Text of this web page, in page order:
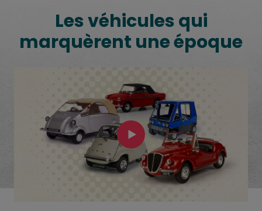
Les véhicules qui
marquèrent une époque